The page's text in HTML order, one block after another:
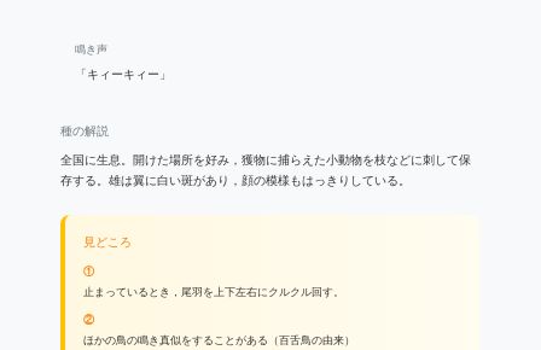
鳴き声
「キィーキィー」
種の解説
全国に生息。開けた場所を好み，獲物に捕らえた小動物を枝などに刺して保
存する。雄は翼に白い斑があり，顔の模様もはっきりしている。
見どころ
①
止まっているとき，尾羽を上下左右にクルクル回す。
②
ほかの鳥の鳴き真似をすることがある（百舌鳥の由来）